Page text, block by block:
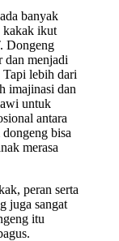
banyak
kakak ikut
Dongeng
dan menjadi
Tapi lebih dari
imajinasi dan
untuk
antara
bisa
merasa
peran serta
juga sangat
itu